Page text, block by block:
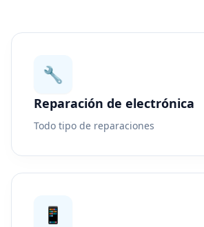
🔧
Reparación de electrónica
Todo tipo de reparaciones
📱